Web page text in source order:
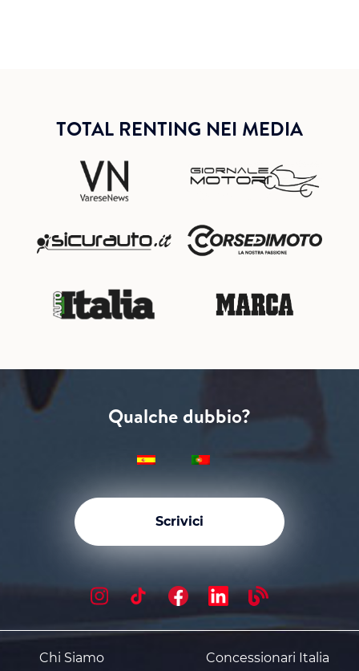
TOTAL RENTING NEI MEDIA
Qualche dubbio?
Scrivici
Chi Siamo
Concessionari Italia